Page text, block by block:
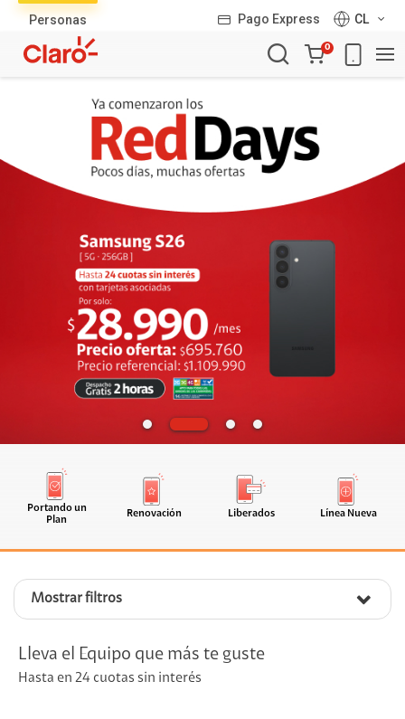
Personas Pago Express
CL
Carro
de
0
Portando un
Plan
Renovación Liberados Línea Nueva
Mostrar filtros
productos
Lleva el Equipo que más te guste
Hasta en 24 cuotas sin interés